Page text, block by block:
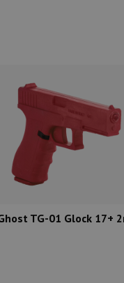
TG-01 Glock 17+